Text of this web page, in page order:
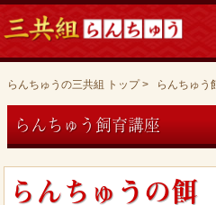
らんちゅうの三共組 トップ らんちゅう
らんちゅう飼育講座
らんちゅうの餌